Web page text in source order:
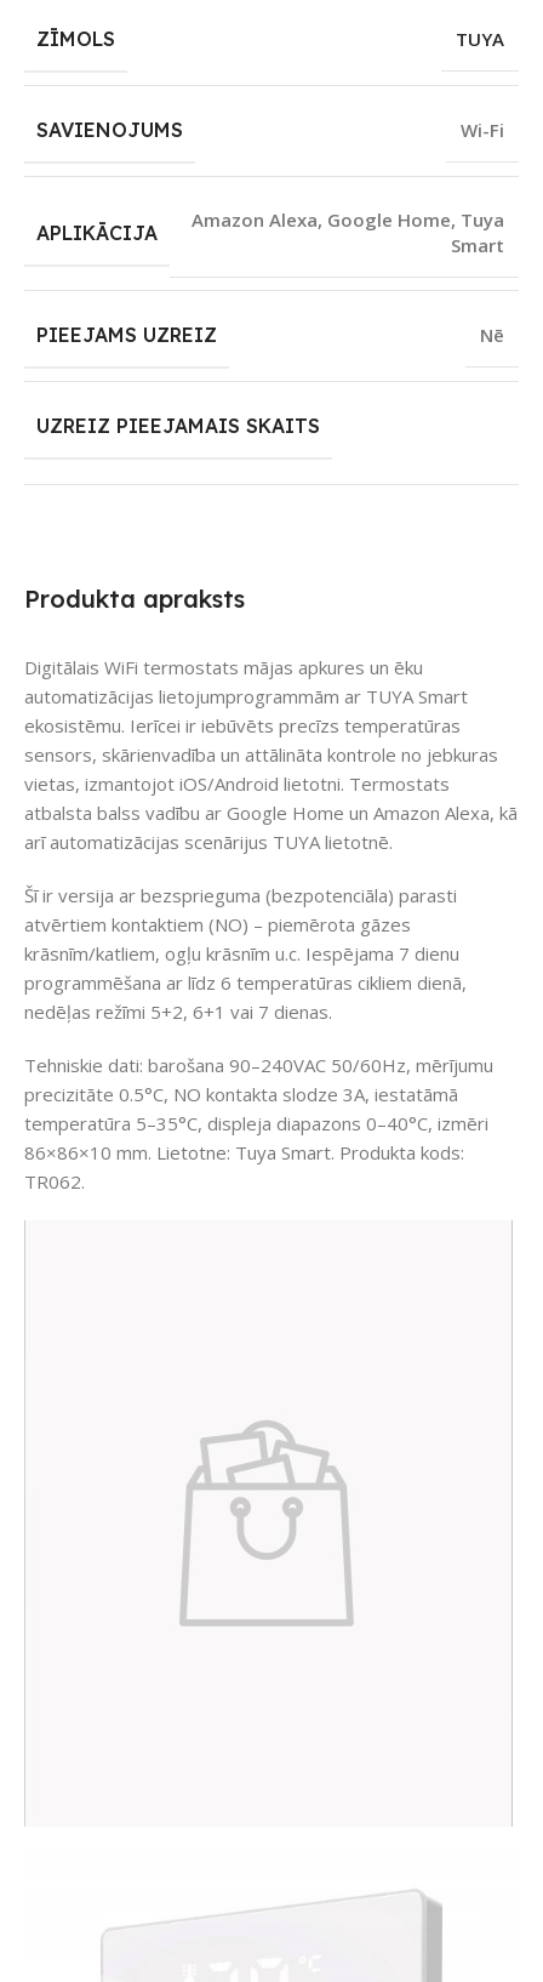
Produkta apraksts
Digitālais WiFi termostats mājas apkures un ēku
automatizācijas lietojumprogrammām ar TUYA Smart
ekosistēmu. Ierīcei ir iebūvēts precīzs temperatūras
sensors, skārienvadība un attālināta kontrole no jebkuras
vietas, izmantojot iOS/Android lietotni. Termostats
atbalsta balss vadību ar Google Home un Amazon Alexa, kā
arī automatizācijas scenārijus TUYA lietotnē.
Šī ir versija ar bezsprieguma (bezpotenciāla) parasti
atvērtiem kontaktiem (NO) – piemērota gāzes
krāsnīm/katliem, ogļu krāsnīm u.c. Iespējama 7 dienu
programmēšana ar līdz 6 temperatūras cikliem dienā,
nedēļas režīmi 5+2, 6+1 vai 7 dienas.
Tehniskie dati: barošana 90–240VAC 50/60Hz, mērījumu
precizitāte 0.5°C, NO kontakta slodze 3A, iestatāmā
temperatūra 5–35°C, displeja diapazons 0–40°C, izmēri
86×86×10 mm. Lietotne: Tuya Smart. Produkta kods:
TR062.
ZĪMOLS TUYA
SAVIENOJUMS Wi-Fi
APLIKĀCIJA
Amazon Alexa, Google Home, Tuya
Smart
PIEEJAMS UZREIZ Nē
UZREIZ PIEEJAMAIS SKAITS